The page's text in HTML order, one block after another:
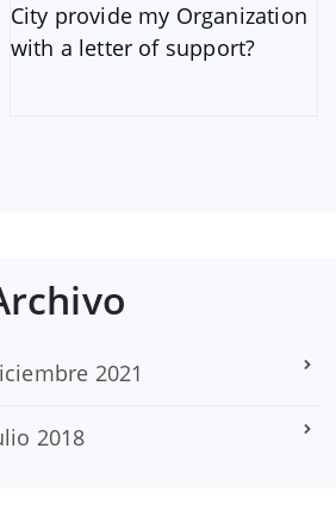
City provide my Organization
with a letter of support?
2021
2018